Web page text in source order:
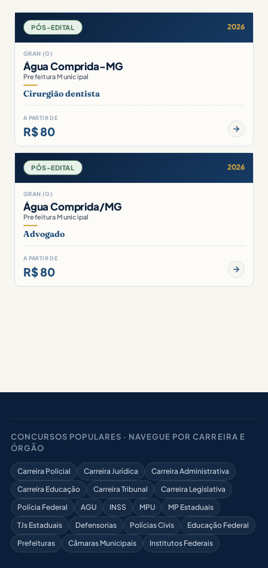
PÓS-EDITAL 2026
GRAN (G)
Água Comprida-MG
Prefeitura Municipal
Cirurgião dentista
A PARTIR DE
R$ 80
PÓS-EDITAL 2026
GRAN (G)
Água Comprida/MG
Prefeitura Municipal
Advogado
A PARTIR DE
R$ 80
CONCURSOS POPULARES · NAVEGUE POR CARREIRA E
ÓRGÃO
Carreira Policial Carreira Jurídica
Carreira Administrativa
Carreira Educação
Carreira Tribunal
Carreira Legislativa
Polícia Federal
AGU INSS MPU
MP Estaduais
TJs Estaduais
Defensorias Polícias Civis
Educação Federal
Prefeituras
Câmaras Municipais Institutos Federais